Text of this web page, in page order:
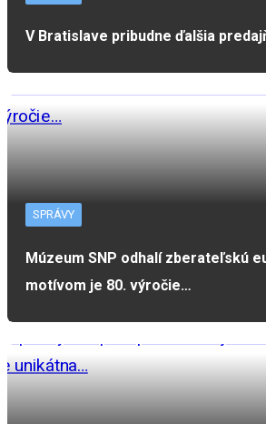
V Bratislave pribudne ďalšia
SPRÁVY
Múzeum SNP odhalí zberateľskú
motívom je 80. výročie…